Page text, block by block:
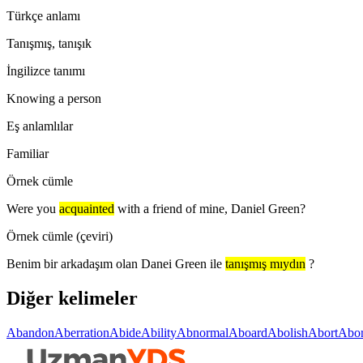
Türkçe anlamı
Tanışmış, tanışık
İngilizce tanımı
Knowing a person
Eş anlamlılar
Familiar
Örnek cümle
Were you acquainted with a friend of mine, Daniel Green?
Örnek cümle (çeviri)
Benim bir arkadaşım olan Danei Green ile tanışmış mıydın ?
Diğer kelimeler
AbandonAberrationAbideAbilityAbnormalAboardAbolishAbort